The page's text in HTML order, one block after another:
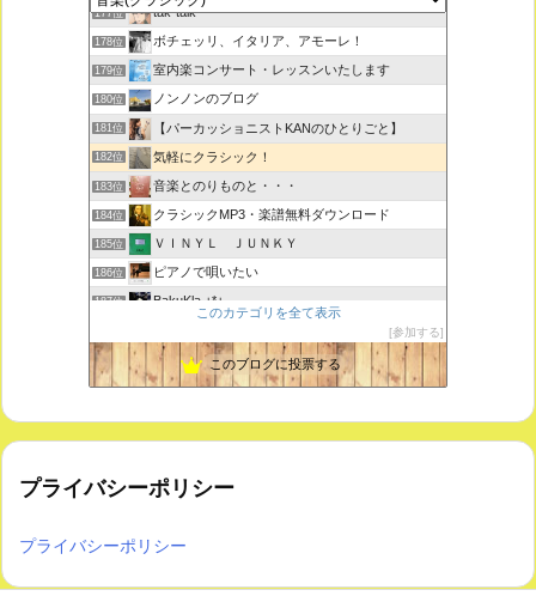
177位 tak-talk
178位 ボチェッリ、イタリア、アモーレ！
179位 室内楽コンサート・レッスンいたします
180位 ノンノンのブログ
181位 【パーカッショニストKANのひとりごと】
182位 気軽にクラシック！
183位 音楽とのりものと・・・
184位 クラシックMP3・楽譜無料ダウンロード
185位 ＶＩＮＹＬ ＪＵＮＫＹ
186位 ピアノで唄いたい
187位 BakuKla +*+
189位 ときどき書きます♪
このカテゴリを全て表示
参加する
このブログに投票する
プライバシーポリシー
プライバシーポリシー